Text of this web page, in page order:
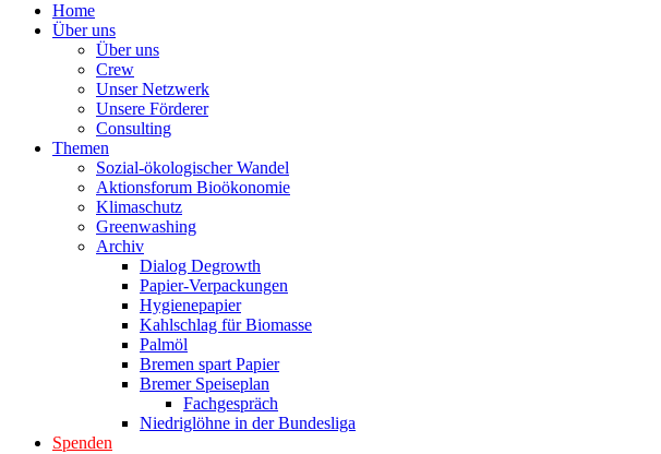
Home
Über uns
Über uns
Crew
Unser Netzwerk
Unsere Förderer
Consulting
Themen
Sozial-ökologischer Wandel
Aktionsforum Bioökonomie
Klimaschutz
Greenwashing
Archiv
Dialog Degrowth
Papier-Verpackungen
Hygienepapier
Kahlschlag für Biomasse
Palmöl
Bremen spart Papier
Bremer Speiseplan
Fachgespräch
Niedriglöhne in der Bundesliga
Spenden